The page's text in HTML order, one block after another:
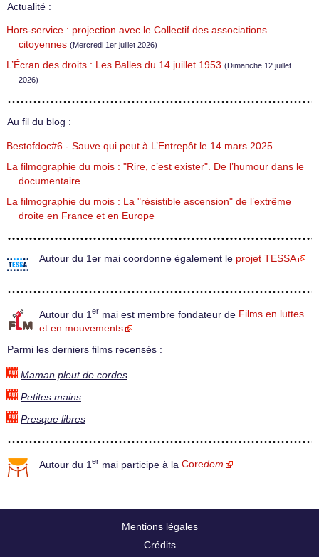
Actualité :
Hors-service : projection avec le Collectif des associations
citoyennes (Mercredi 1er juillet 2026)
L’Écran des droits : Les Balles du 14 juillet 1953 (Dimanche 12 juillet
2026)
Au fil du blog :
Bestofdoc#6 - Sauve qui peut à L’Entrepôt le 14 mars 2025
La filmographie du mois : "Rire, c’est exister". De l’humour dans le
documentaire
La filmographie du mois : La "résistible ascension" de l’extrême
droite en France et en Europe
Autour du 1er mai coordonne également le projet TESSA
Autour du 1 er mai est membre fondateur de Films en luttes
et en mouvements
Parmi les derniers films recensés :
Maman pleut de cordes
Petites mains
Presque libres
Autour du 1 er mai participe à la Coredem
Mentions légales
Crédits